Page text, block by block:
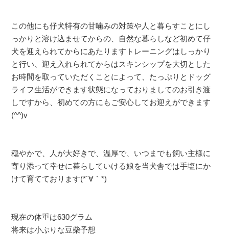
この他にも仔犬特有の甘噛みの対策や人と暮らすことにし
っかりと溶け込ませてからの、自然な暮らしなど初めて仔
犬を迎えられてからにあたりますトレーニングはしっかり
と行い、迎え入れられてからはスキンシップを大切とした
お時間を取っていただくことによって、たっぷりとドッグ
ライフ生活ができます状態になっておりましてのお引き渡
しですから、初めての方にもご安心してお迎えができます
(^^)v
穏やかで、人が大好きで、温厚で、いつまでも飼い主様に
寄り添って幸せに暮らしていける娘を当犬舎では手塩にか
けて育てております(*´∀｀*)
現在の体重は630グラム
将来は小ぶりな豆柴予想